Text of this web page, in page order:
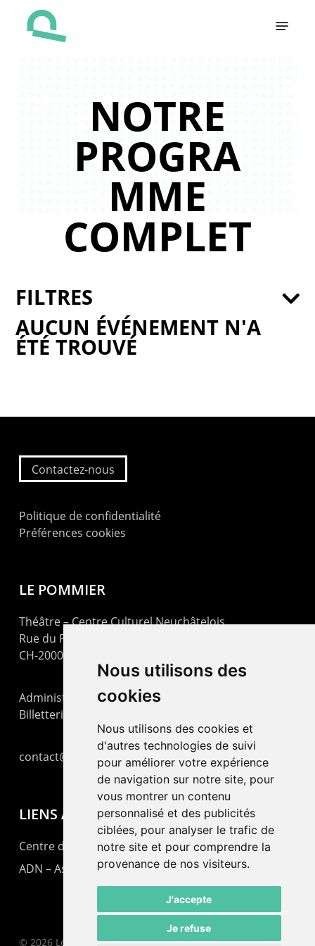
Nous utilisons des
cookies
Nous utilisons des cookies et
d'autres technologies de suivi
pour améliorer votre expérience
de navigation sur notre site, pour
vous montrer un contenu
personnalisé et des publicités
ciblées, pour analyser le trafic de
notre site et pour comprendre la
provenance de nos visiteurs.
J'accepte
Je refuse
NOTRE
PROGRA
MME
COMPLET
AUCUN ÉVÉNEMENT N'A
ÉTÉ TROUVÉ
FILTRES
Contactez-nous
Politique de confidentialité
Préférences cookies
LE POMMIER
Théâtre – Centre Culturel Neuchâtelois
Rue du Pommier 9
CH-2000 Neuchâtel
Administration : +41 32 725 03 03
Billetterie : +41 32 725 05 05
contact@lepommier.ch
LIENS AMIS
Centre de culture ABC
ADN – Association Danse Neuchâtel
© 2026 Le Pommier.